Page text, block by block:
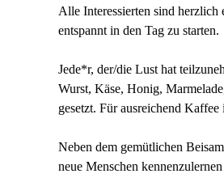
Alle Interessierten sind herzlich
entspannt in den Tag zu starten.
Jede*r, der/die Lust hat
Wurst, Käse, Honig,
gesetzt. Für ausreichend
Neben dem gemütlichen
neue Menschen